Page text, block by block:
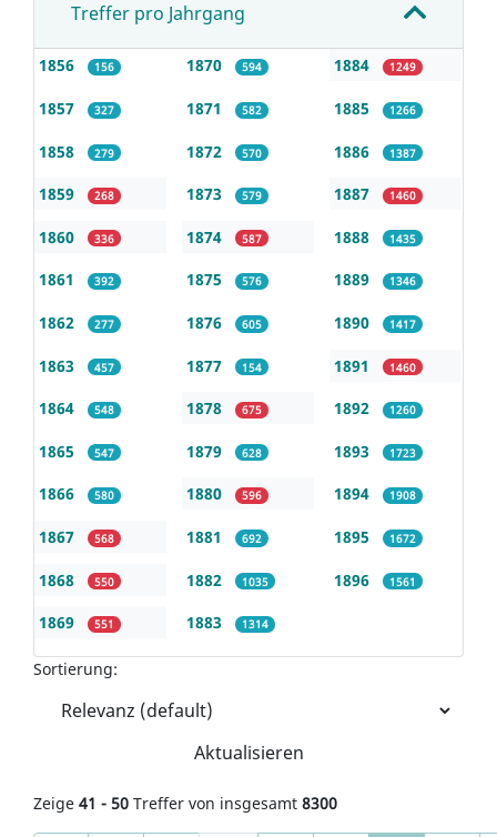
Treffer pro Jahrgang
1856 156
1857 327
1858 279
1859 268
1860 336
1861 392
1862 277
1863 457
1864 548
1865 547
1866 580
1867 568
1868 550
1869 551
1870 594
1871 582
1872 570
1873 579
1874 587
1875 576
1876 605
1877 154
1878 675
1879 628
1880 596
1881 692
1882 1035
1883 1314
1884 1249
1885 1266
1886 1387
1887 1460
1888 1435
1889 1346
1890 1417
1891 1460
1892 1260
1893 1723
1894 1908
1895 1672
1896 1561
Sortierung:
Aktualisieren
Zeige 41 - 50 Treffer von insgesamt 8300